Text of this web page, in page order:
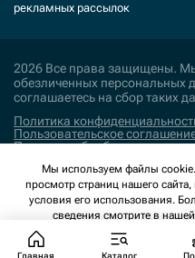
рекламных рассылок
2026 Все права защищены.
обезличенных персональных
соглашаетесь на сбор таких
Политика
Пользовательское
Политика обработки
Поддержка и развитие
Главная Каталог
Мы используем файлы
просмотр страниц нашего
условия его использования.
сведения смотрите в нашей